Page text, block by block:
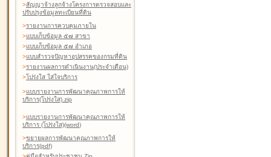
>สัญญาจ้างลูกจ้างโครงการตรวจสอบและ
ปรับปรุงข้อมูลทะเบียนที่ดิน
>รายงานการควบคุมภายใน
>แบบเก็บข้อมูล ๕๗ สาขา
>แบบเก็บข้อมูล ๕๗ อำเภอ
>แบบสำรวจปัญหาอุปสรรคของกรมที่ดิน
>รายงานผลการดำเนินงาน(ประจำเดือน)
>โปร่งใส ใส่ใจบริการ
>แบบรายงานการพัฒนาคุณภาพการให้
บริการ(โปร่งใส).zip
>แบบรายงานการพัฒนาคุณภาพการให้
บริการ (โปร่งใส)(word)
>ขยายผลการพัฒนาคุณภาพการให้
บริการ(pdf)